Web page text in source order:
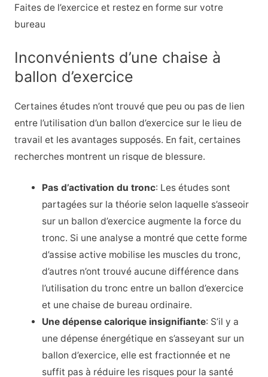
Faites de l’exercice et restez en forme sur votre
bureau
Inconvénients d’une chaise à
ballon d’exercice
Certaines études n’ont trouvé que peu ou pas de lien
entre l’utilisation d’un ballon d’exercice sur le lieu de
travail et les avantages supposés. En fait, certaines
recherches montrent un risque de blessure.
Pas d’activation du tronc: Les études sont
partagées sur la théorie selon laquelle s’asseoir
sur un ballon d’exercice augmente la force du
tronc. Si une analyse a montré que cette forme
d’assise active mobilise les muscles du tronc,
d’autres n’ont trouvé aucune différence dans
l’utilisation du tronc entre un ballon d’exercice
et une chaise de bureau ordinaire.
Une dépense calorique insignifiante: S’il y a
une dépense énergétique en s’asseyant sur un
ballon d’exercice, elle est fractionnée et ne
suffit pas à réduire les risques pour la santé